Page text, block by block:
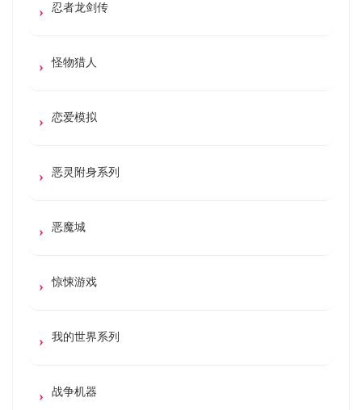
忍者龙剑传
怪物猎人
恋爱模拟
恶灵附身系列
恶魔城
惊悚游戏
我的世界系列
战争机器